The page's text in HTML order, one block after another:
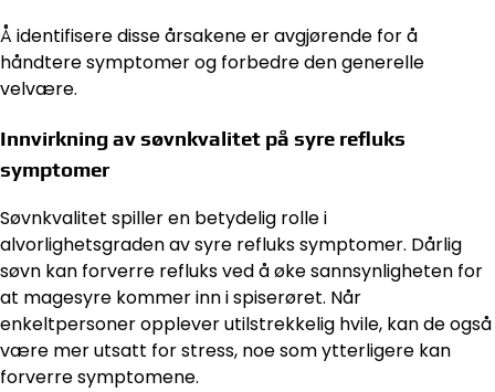
Å identifisere disse årsakene er avgjørende for å
håndtere symptomer og forbedre den generelle
velvære.
Innvirkning av søvnkvalitet på syre refluks
symptomer
Søvnkvalitet spiller en betydelig rolle i
alvorlighetsgraden av syre refluks symptomer. Dårlig
søvn kan forverre refluks ved å øke sannsynligheten for
at magesyre kommer inn i spiserøret. Når
enkeltpersoner opplever utilstrekkelig hvile, kan de også
være mer utsatt for stress, noe som ytterligere kan
forverre symptomene.